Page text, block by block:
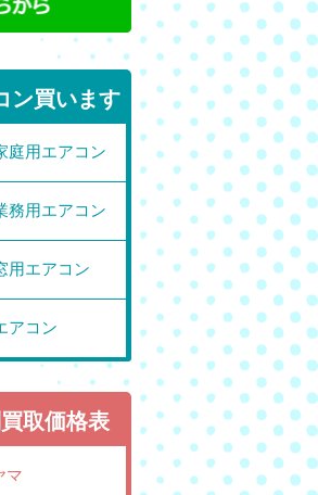
ン買います
庭用エアコン
務用エアコン
用エアコン
アコン
取価格表
マ